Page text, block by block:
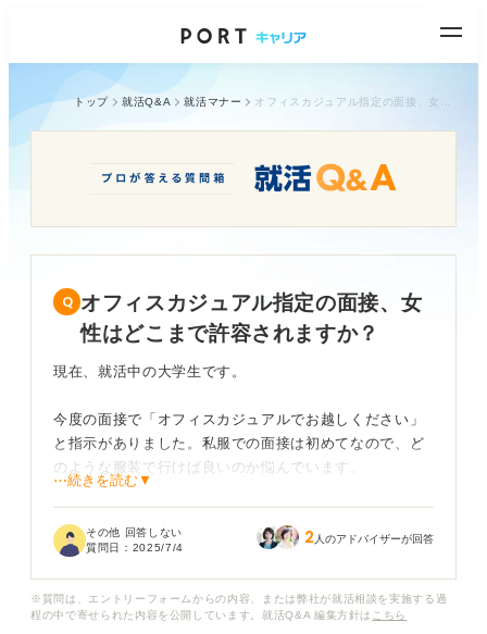
トップ 就活Q&A 就活マナー
オフィスカジュアル指定の面接、女
性はどこまで許容されますか？
現在、就活中の大学生です。
今度の面接で「オフィスカジュアルでお越しください」
と指示がありました。私服での面接は初めてなので、ど
のような服装で行けば良いのか悩んでいます。
容されるのかわからず、カジュアルすぎても失礼にあた
女性の場合、どのような服装が適切で、逆にこれは避け
⋯続きを読む▼
その他 回答しない
質問日： 2025/7/4 2 人のアドバイザーが回答
※質問は、エントリーフォームからの内容、または弊社が就活相談を実施する過
程の中で寄せられた内容を公開しています。就活Q&A 編集方針は こちら